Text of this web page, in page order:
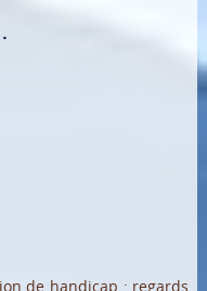
de handicap : regards